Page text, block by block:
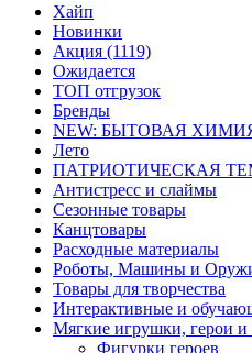
Хайп
Новинки
Акция (1119)
Ожидается
ТОП отгрузок
Бренды
NEW: БЫТОВАЯ
Лето
ПАТРИОТИЧЕСКАЯ
Антистресс и слаймы
Сезонные товары
Канцтовары
Расходные материалы
Роботы, Машины и
Товары для творчества
Интерактивные и
Мягкие игрушки, герои
Фигурки героев